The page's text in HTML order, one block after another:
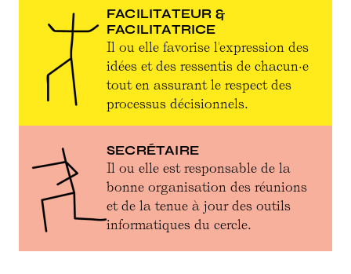
FACILITATEUR &
FACILITATRICE
Il ou elle favorise l'expression des
idées et des ressentis de chacun·e
tout en assurant le respect des
processus décisionnels.
SECRÉTAIRE
Il ou elle est responsable de la
bonne organisation des réunions
et de la tenue à jour des outils
informatiques du cercle.